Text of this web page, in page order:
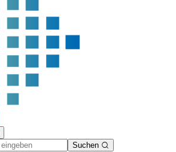
Suchen